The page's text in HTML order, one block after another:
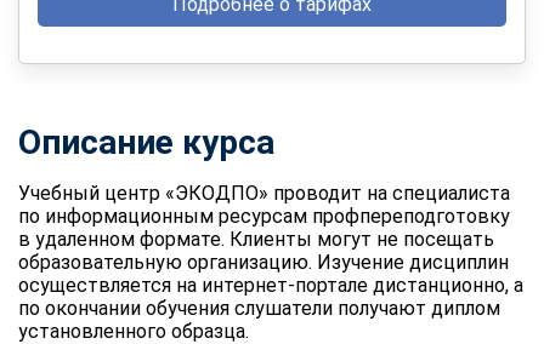
Описание курса
Учебный центр «ЭКОДПО» проводит на специалиста
по информационным ресурсам профпереподготовку
в удаленном формате. Клиенты могут не посещать
образовательную организацию. Изучение дисциплин
осуществляется на интернет-портале дистанционно, а
по окончании обучения слушатели получают диплом
установленного образца.